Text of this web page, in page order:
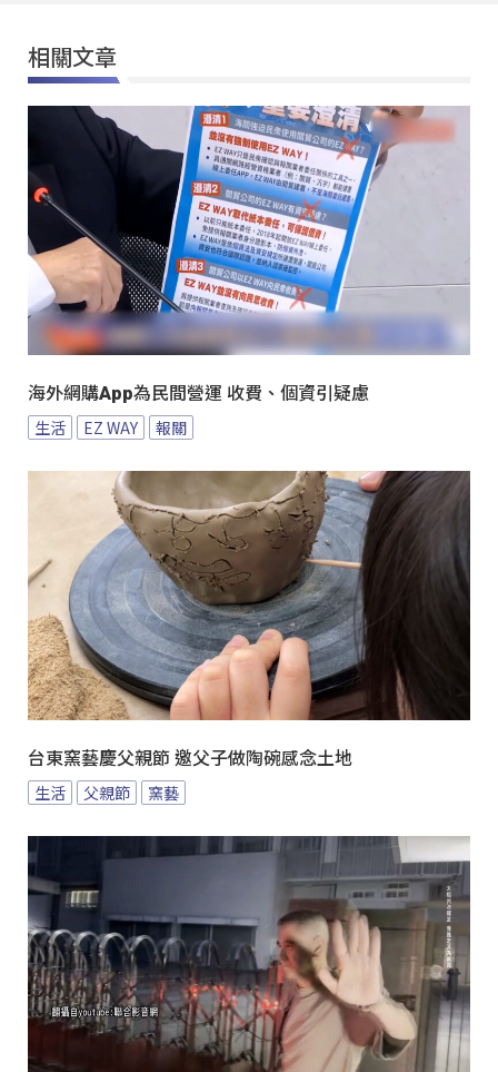
相關文章
海外網購App為民間營運 收費、個資引疑慮
生活 EZ WAY 報關
台東窯藝慶父親節 邀父子做陶碗感念土地
生活 父親節 窯藝